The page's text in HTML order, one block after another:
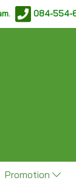
084-554-
Promotion